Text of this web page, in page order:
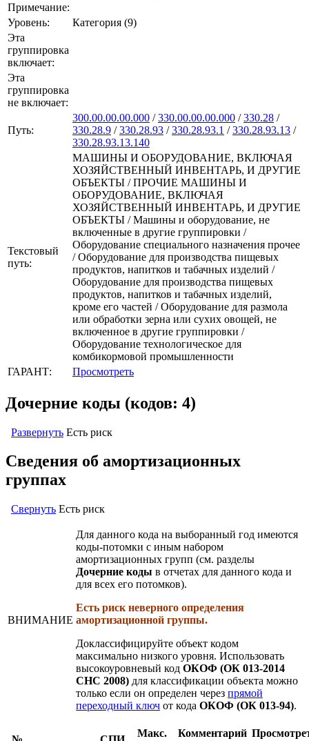
Примечание:
Уровень:
Категория (9)
Эта
группировка
включает:
Эта
группировка
не включает:
Путь:
300.00.00.00.000 /330.00.00.00.000 /330.28 /
330.28.9 /330.28.93 /330.28.93.1 /330.28.93.13 /
330.28.93.13.140
Текстовый
путь:
МАШИНЫ И ОБОРУДОВАНИЕ, ВКЛЮЧАЯ
ХОЗЯЙСТВЕННЫЙ ИНВЕНТАРЬ, И ДРУГИЕ
ОБЪЕКТЫ / ПРОЧИЕ МАШИНЫ И
ОБОРУДОВАНИЕ, ВКЛЮЧАЯ
ХОЗЯЙСТВЕННЫЙ ИНВЕНТАРЬ, И ДРУГИЕ
ОБЪЕКТЫ / Машины и оборудование, не
включенные в другие группировки /
Оборудование специального назначения прочее
/ Оборудование для производства пищевых
продуктов, напитков и табачных изделий /
Оборудование для производства пищевых
продуктов, напитков и табачных изделий,
кроме его частей / Оборудование для размола
или обработки зерна или сухих овощей, не
включенное в другие группировки /
Оборудование технологическое для
комбикормовой промышленности
ГАРАНТ:
Просмотреть
Дочерние коды (кодов: 4)
Развернуть Есть риск
Сведения об амортизационных
группах
Свернуть Есть риск
ВНИМАНИЕ
Для данного кода на выборанный год имеются
коды-потомки с иным набором
амортизационных групп (см. разделы
Дочерние коды в отчетах для данного кода и
для всех его потомков).
Есть риск неверного определения
амортизационной группы.
Доклассифицируйте объект кодом
максимально низкого уровня. Использовать
высокоуровневый код ОКОФ (ОК 013-2014
СНС 2008) для классификации объекта можно
только если он определен через прямой
переходный ключ от кода ОКОФ (ОК 013-94).
Макс.
Комментарий